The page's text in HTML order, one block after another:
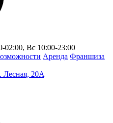
02:00, Вс 10:00-23:00
Аренда Франшиза
Лесная, 20A